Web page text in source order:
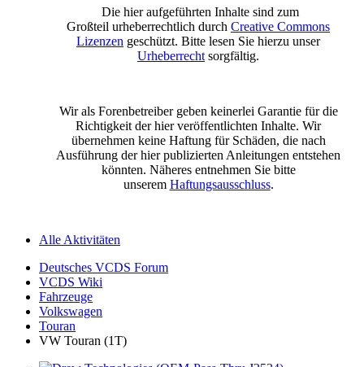
Die hier aufgeführten Inhalte sind zum
Großteil urheberrechtlich durch Creative Commons
Lizenzen geschützt. Bitte lesen Sie hierzu unser
Urheberrecht sorgfältig.
Wir als Forenbetreiber geben keinerlei Garantie für die
Richtigkeit der hier veröffentlichten Inhalte. Wir
übernehmen keine Haftung für Schäden, die nach
Ausführung der hier publizierten Anleitungen entstehen
könnten. Näheres entnehmen Sie bitte
unserem Haftungsausschluss.
Alle Aktivitäten
Deutsches VCDS Forum
VCDS Wiki
Fahrzeuge
Volkswagen
Touran
VW Touran (1T)